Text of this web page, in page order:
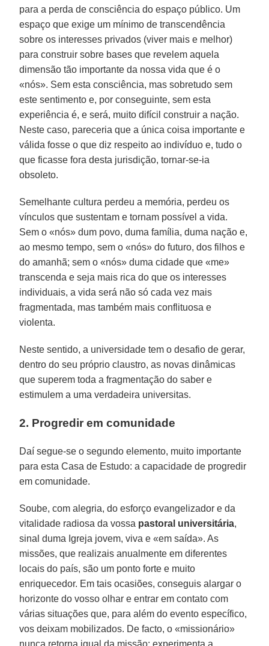
para a perda de consciência do espaço público. Um
espaço que exige um mínimo de transcendência
sobre os interesses privados (viver mais e melhor)
para construir sobre bases que revelem aquela
dimensão tão importante da nossa vida que é o
«nós». Sem esta consciência, mas sobretudo sem
este sentimento e, por conseguinte, sem esta
experiência é, e será, muito difícil construir a nação.
Neste caso, pareceria que a única coisa importante e
válida fosse o que diz respeito ao indivíduo e, tudo o
que ficasse fora desta jurisdição, tornar-se-ia
obsoleto.
Semelhante cultura perdeu a memória, perdeu os
vínculos que sustentam e tornam possível a vida.
Sem o «nós» dum povo, duma família, duma nação e,
ao mesmo tempo, sem o «nós» do futuro, dos filhos e
do amanhã; sem o «nós» duma cidade que «me»
transcenda e seja mais rica do que os interesses
individuais, a vida será não só cada vez mais
fragmentada, mas também mais conflituosa e
violenta.
Neste sentido, a universidade tem o desafio de gerar,
dentro do seu próprio claustro, as novas dinâmicas
que superem toda a fragmentação do saber e
estimulem a uma verdadeira universitas.
2. Progredir em comunidade
Daí segue-se o segundo elemento, muito importante
para esta Casa de Estudo: a capacidade de progredir
em comunidade.
Soube, com alegria, do esforço evangelizador e da
vitalidade radiosa da vossa pastoral universitária,
sinal duma Igreja jovem, viva e «em saída». As
missões, que realizais anualmente em diferentes
locais do país, são um ponto forte e muito
enriquecedor. Em tais ocasiões, conseguis alargar o
horizonte do vosso olhar e entrar em contato com
várias situações que, para além do evento específico,
vos deixam mobilizados. De facto, o «missionário»
nunca retorna igual da missão; experimenta a